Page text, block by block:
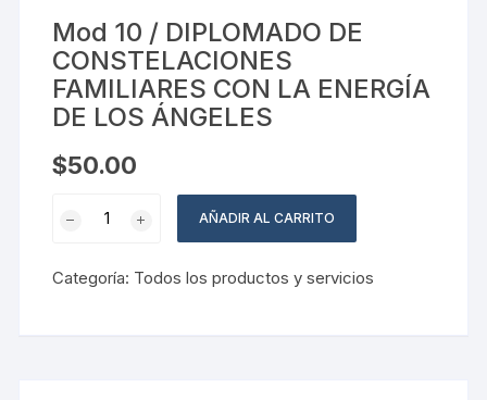
Mod 10 / DIPLOMADO DE
CONSTELACIONES
FAMILIARES CON LA ENERGÍA
DE LOS ÁNGELES
$50.00
DIPLOMADO
AÑADIR AL CARRITO
Categoría: Todos los productos y servicios